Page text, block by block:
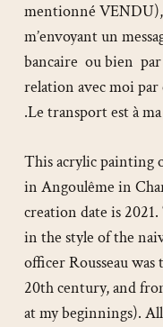
mentionné
m’envoyant un
bancaire ou bien
relation avec moi par
.Le transport est à
This acrylic painting
in Angoulême in
creation date is
in the style of the
officer Rousseau
20th century, and
at my beginnings).